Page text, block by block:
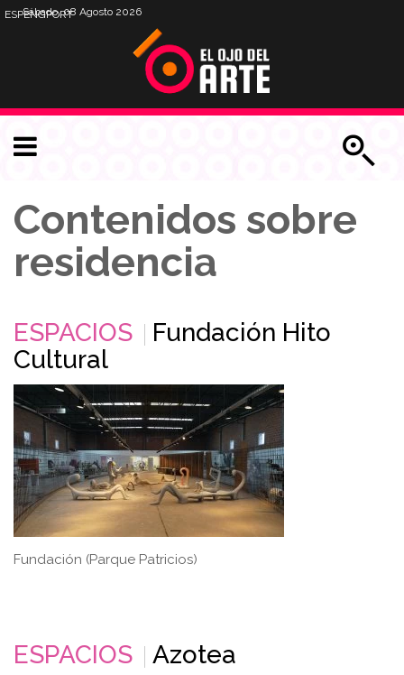
Sábado, 08 Agosto 2026
ESPENGPORT
Contenidos sobre
residencia
ESPACIOS
Fundación Hito
Cultural
Fundación (Parque Patricios)
ESPACIOS Azotea